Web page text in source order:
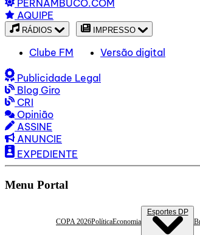
PERNAMBUCO.COM
AQUIPE
RÁDIOS
Clube FM
IMPRESSO
Versão digital
Publicidade Legal
Blog Giro
CRI
Opinião
ASSINE
ANUNCIE
EXPEDIENTE
Menu Portal
COPA 2026PolíticaEconomia
Esportes DP